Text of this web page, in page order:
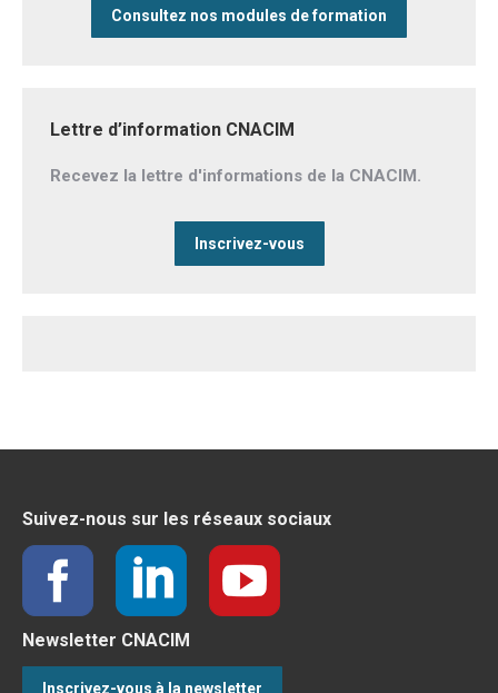
Consultez nos modules de formation
Lettre d’information CNACIM
Recevez la lettre d'informations de la CNACIM.
Inscrivez-vous
Suivez-nous sur les réseaux sociaux
Newsletter CNACIM
Inscrivez-vous à la newsletter